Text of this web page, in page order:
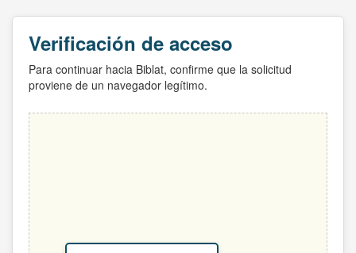
Verificación de acceso
Para continuar hacia Biblat, confirme que la solicitud
proviene de un navegador legítimo.